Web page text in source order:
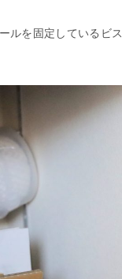
ルを固定しているビ